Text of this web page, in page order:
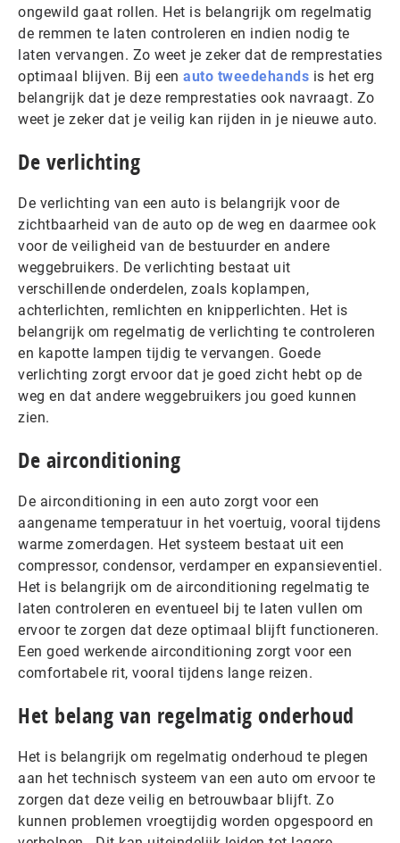
ongewild gaat rollen. Het is belangrijk om regelmatig
de remmen te laten controleren en indien nodig te
laten vervangen. Zo weet je zeker dat de remprestaties
optimaal blijven. Bij een auto tweedehands is het erg
belangrijk dat je deze remprestaties ook navraagt. Zo
weet je zeker dat je veilig kan rijden in je nieuwe auto.
De verlichting
De verlichting van een auto is belangrijk voor de
zichtbaarheid van de auto op de weg en daarmee ook
voor de veiligheid van de bestuurder en andere
weggebruikers. De verlichting bestaat uit
verschillende onderdelen, zoals koplampen,
achterlichten, remlichten en knipperlichten. Het is
belangrijk om regelmatig de verlichting te controleren
en kapotte lampen tijdig te vervangen. Goede
verlichting zorgt ervoor dat je goed zicht hebt op de
weg en dat andere weggebruikers jou goed kunnen
zien.
De airconditioning
De airconditioning in een auto zorgt voor een
aangename temperatuur in het voertuig, vooral tijdens
warme zomerdagen. Het systeem bestaat uit een
compressor, condensor, verdamper en expansieventiel.
Het is belangrijk om de airconditioning regelmatig te
laten controleren en eventueel bij te laten vullen om
ervoor te zorgen dat deze optimaal blijft functioneren.
Een goed werkende airconditioning zorgt voor een
comfortabele rit, vooral tijdens lange reizen.
Het belang van regelmatig onderhoud
Het is belangrijk om regelmatig onderhoud te plegen
aan het technisch systeem van een auto om ervoor te
zorgen dat deze veilig en betrouwbaar blijft. Zo
kunnen problemen vroegtijdig worden opgespoord en